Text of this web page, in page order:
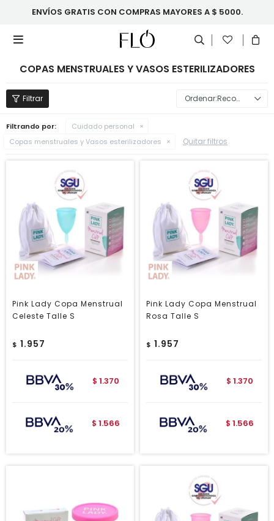
ENVÍOS GRATIS CON COMPRAS MAYORES A $ 5000.

COPAS MENSTRUALES Y VASOS ESTERILIZADORES
Recomendados
Filtrando por:
Cuidado personal
Copas menstruales y Vasos esterilizadores
Quitar filtros
Pink Lady Copa Menstrual
Celeste Talle S
$ 1.957
$ 1.370
$ 1.566
Pink Lady Copa Menstrual
Rosa Talle S
$ 1.957
$ 1.370
$ 1.566